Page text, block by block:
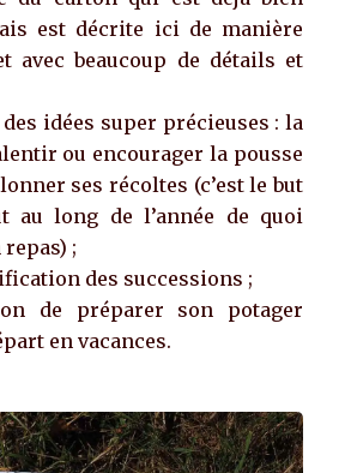
est décrite ici de manière
avec beaucoup de détails et
idées super précieuses : la
ou encourager la pousse
ses récoltes (c’est le but
au long de l’année de quoi
;
des successions ;
de préparer son potager
en vacances.